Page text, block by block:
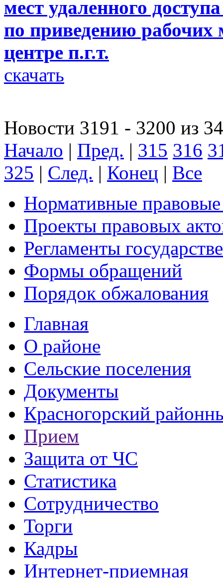
мест удаленного
по приведению
центре п.г.т.
скачать
Новости 3191 - 3200 из
Начало | Пред. | 315 316
325 | След. | Конец | Все
Нормативные
Проекты правовых
Регламенты
Формы обращений
Порядок обжалования
Главная
О районе
Сельские поселения
Документы
Красногорский
Прием
Защита от ЧС
Статистика
Сотрудничество
Торги
Кадры
Интернет-приемная